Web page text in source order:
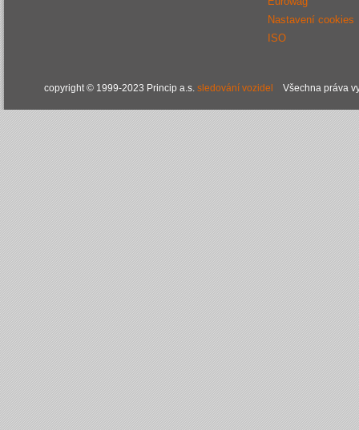
Nastavení cookies
ISO
copyright © 1999-2023 Princip a.s. sledování vozidel Všechna práva